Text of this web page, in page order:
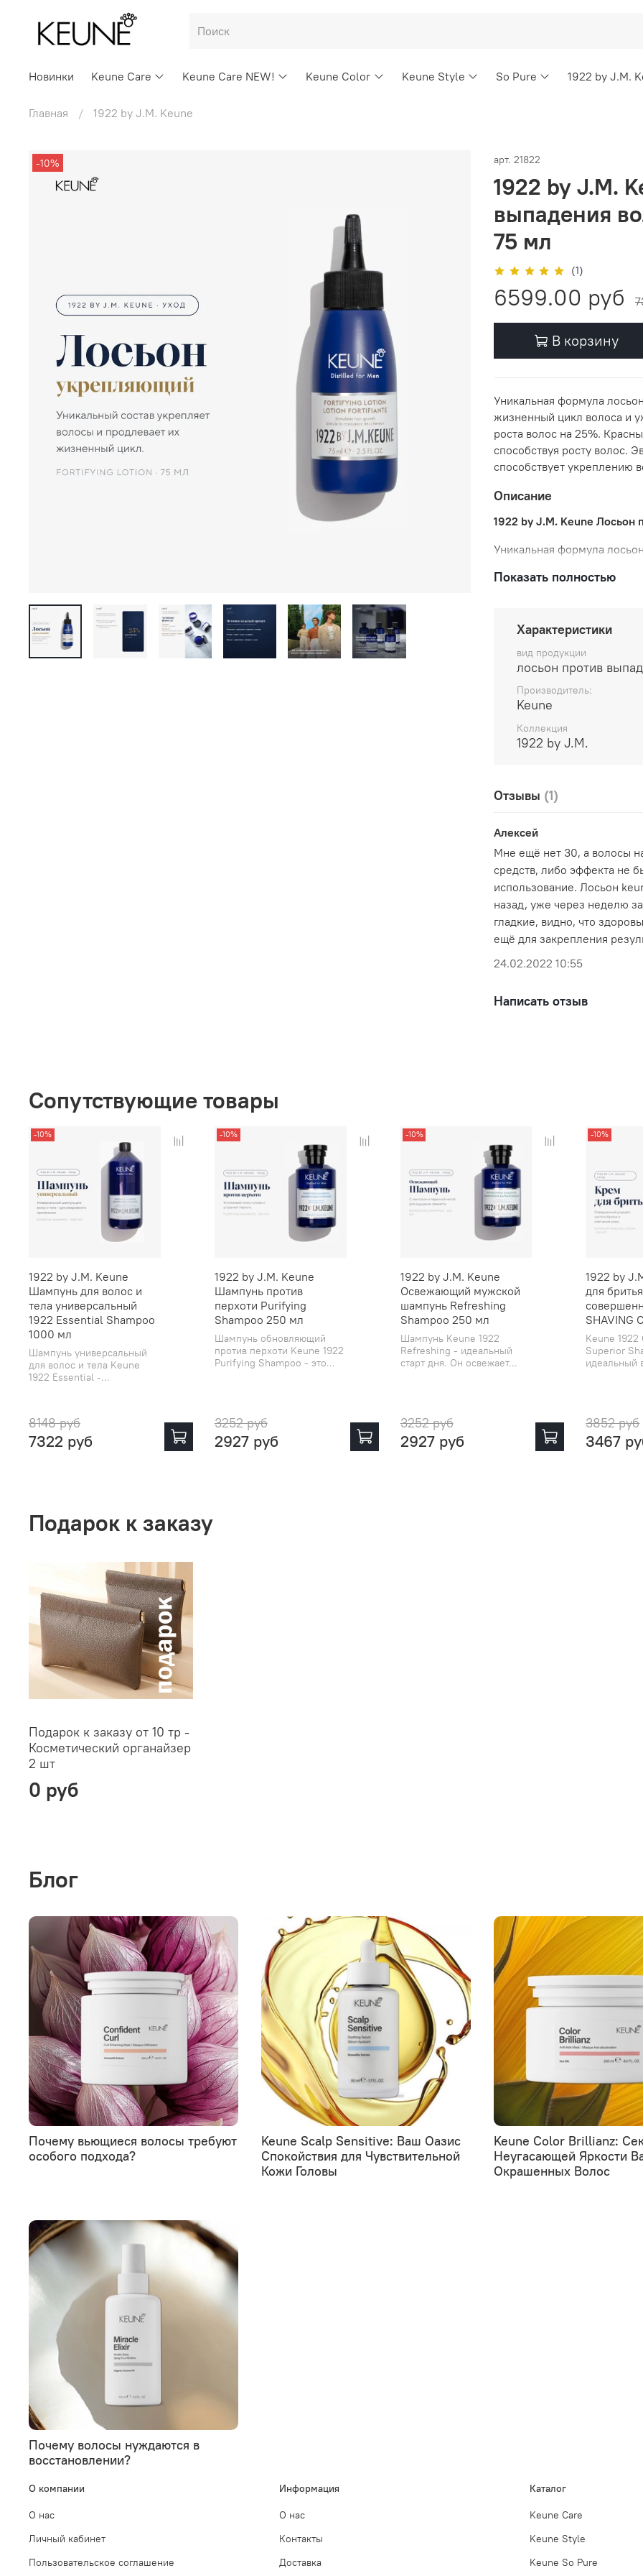
Новинки Keune Care Keune Care NEW! Keune Color Keune Style So Pure 1922 by J.M.
Главная 1922 by J.M. Keune
-10%
(1)
арт. 21822
1922 by J.M.
выпадения
75 мл
6599.00 руб
В корзину
Уникальная формула
жизненный цикл волоса и
роста волос на 25%.
способствуя росту волос.
способствует укреплению
Описание
1922 by J.M. Keune Лосьон
Уникальная формула
роста волос на 25%.
Состав: Aqua (Water),
Soy Protein, Peg-40
Caffeine, 3-Aminopropane
Glycol, Cannabis Sativa
Extract, Biotin,
Methylpropional, Coumarin,
ноты ароматической
Ключевые ноты:сандал,
Основные ноты:мускус,
Способ применения:
надлежащим сроком
Официальный интернет-
Показать полностью
Характеристики
вид продукции
лосьон против
Производитель:
Keune
Коллекция
1922 by J.M.
Отзывы (1)
Алексей
Мне ещё нет 30, а волосы
средств, либо эффекта не
использование. Лосьон
назад, уже через неделю
гладкие, видно, что
ещё для закрепления
24.02.2022 10:55
Написать отзыв
Сопутствующие товары
-10%
1922 by J.M. Keune
Шампунь для волос и
тела универсальный
1922 Essential Shampoo
1000 мл
Шампунь универсальный
для волос и тела Keune
1922 Essential -...
8148 руб
7322 руб
-10%
1922 by J.M. Keune
Шампунь против
перхоти Purifying
Shampoo 250 мл
Шампунь обновляющий
против перхоти Keune 1922
Purifying Shampoo - это...
3252 руб
2927 руб
-10%
1922 by J.M. Keune
Освежающий мужской
шампунь Refreshing
Shampoo 250 мл
Шампунь Keune 1922
Refreshing - идеальный
старт дня. Он освежает...
3252 руб
2927 руб
-10%
1922 by
для бритья
SHAVING
Keune 1922
Superior
идеальный
3852 руб
3467
Подарок к заказу
Подарок к заказу от 10 тр -
Косметический органайзер
2 шт
0 руб
Блог
Почему вьющиеся волосы требуют
особого подхода?
Keune Scalp Sensitive: Ваш Оазис
Спокойствия для Чувствительной
Кожи Головы
Keune Color Brillianz:
Неугасающей Яркости
Окрашенных Волос
Почему волосы нуждаются в
восстановлении?
О компании
О нас
Личный кабинет
Пользовательское соглашение
Информация
О нас
Контакты
Доставка
Каталог
Keune Care
Keune Style
Keune So Pure